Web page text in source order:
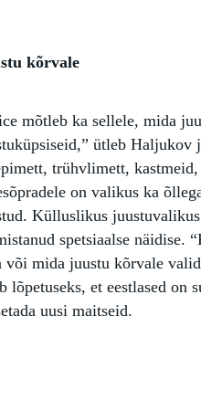
kõrvale
mõtleb ka sellele, mida
ütleb Haljukov
trühvlimett,
on valikus ka
Külluslikus
spetsiaalse näidise.
või mida juustu kõrvale
lõpetuseks, et eestlased on
uusi maitseid.